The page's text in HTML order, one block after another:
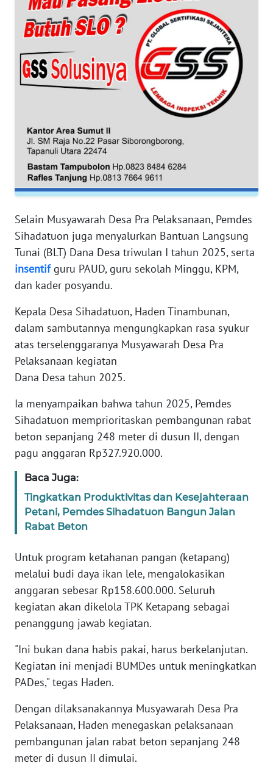
Selain Musyawarah Desa Pra Pelaksanaan, Pemdes
Sihadatuon juga menyalurkan Bantuan Langsung
Tunai (BLT) Dana Desa triwulan I tahun 2025, serta
insentifguru PAUD, guru sekolah Minggu, KPM,
dan kader posyandu.
Kepala Desa Sihadatuon, Haden Tinambunan,
dalam sambutannya mengungkapkan rasa syukur
atas terselenggaranya Musyawarah Desa Pra
Pelaksanaan kegiatan
Dana Desa tahun 2025.
Ia menyampaikan bahwa tahun 2025, Pemdes
Sihadatuon memprioritaskan pembangunan rabat
beton sepanjang 248 meter di dusun II, dengan
pagu anggaran Rp327.920.000.
Baca Juga:
Tingkatkan Produktivitas dan Kesejahteraan
Petani, Pemdes Sihadatuon Bangun Jalan
Rabat Beton
Untuk program ketahanan pangan (ketapang)
melalui budi daya ikan lele, mengalokasikan
anggaran sebesar Rp158.600.000. Seluruh
kegiatan akan dikelola TPK Ketapang sebagai
penanggung jawab kegiatan.
"Ini bukan dana habis pakai, harus berkelanjutan.
Kegiatan ini menjadi BUMDes untuk meningkatkan
PADes," tegas Haden.
Dengan dilaksanakannya Musyawarah Desa Pra
Pelaksanaan, Haden menegaskan pelaksanaan
pembangunan jalan rabat beton sepanjang 248
meter di dusun II dimulai.
WN
NTT
WN
KEPRI
WN
BARAT
RIAU
WN
SERAMBI
JAMBI
WN
SULTENG
WN
WN
SUMBAR
WN
SUMSEL
WN
BENGKULU
LAMPUNG
WN
JATENG